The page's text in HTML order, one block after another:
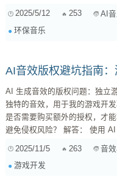
聊，这部片子TA想表达什么？
的风格是写实的，还是带有一
2025/5/12 253 AI
环保音乐
AI音效版权避坑指南
AI 生成音效的版权问题：独立游戏开发者指南 问
独特的音效，用于我的游戏开
是否需要购买额外的授权，才
避免侵权风险？ 解答： 使用 AI 生成音效确实能带来便利和创意，但版权
2025/11/5 263 音
游戏开发